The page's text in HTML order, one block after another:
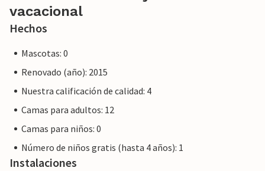
privado, no por una empresa o comerciante. Esto significa
que es posible que no se aplique la legislación de la UE en
materia de consumo. Sin embargo, puede estar seguro de
alojamiento con un propietario profesional.
vacacional
Hechos
Mascotas: 0
Renovado (año): 2015
Nuestra calificación de calidad: 4
Camas para adultos: 12
Camas para niños: 0
Número de niños gratis (hasta 4 años): 1
Instalaciones